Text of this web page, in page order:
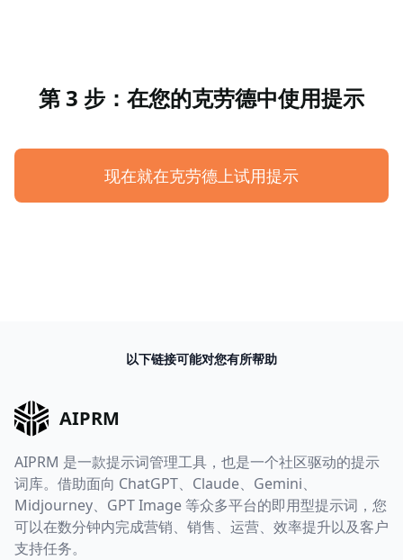
第 3 步：在您的克劳德中使用提示
现在就在克劳德上试用提示
以下链接可能对您有所帮助
AIPRM
AIPRM 是一款提示词管理工具，也是一个社区驱动的提示
词库。借助面向 ChatGPT、Claude、Gemini、
Midjourney、GPT Image 等众多平台的即用型提示词，您
可以在数分钟内完成营销、销售、运营、效率提升以及客户
支持任务。